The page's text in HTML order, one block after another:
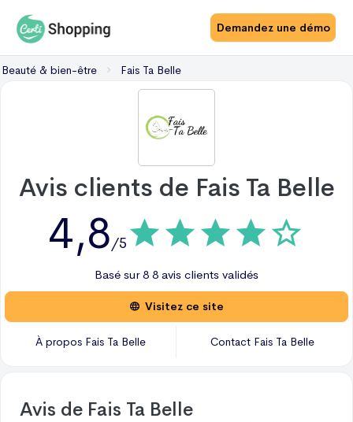
Demandez une démo
Beauté & bien-être Fais Ta Belle
Avis clients de Fais Ta Belle
4,8/5
Basé sur8 8 avis clients validés
Visitez ce site
À propos Fais Ta Belle Contact Fais Ta Belle
Avis de Fais Ta Belle